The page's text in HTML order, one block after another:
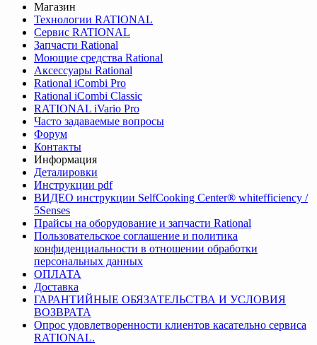
Магазин
Технологии RATIONAL
Сервис RATIONAL
Запчасти Rational
Моющие средства Rational
Аксессуары Rational
Rational iCombi Pro
Rational iCombi Classic
RATIONAL iVario Pro
Часто задаваемые вопросы
Форум
Контакты
Информация
Деталировки
Инструкции pdf
ВИДЕО инструкции SelfCooking Center® whitefficiency /
5Senses
Прайсы на оборудование и запчасти Rational
Пользовательское соглашение и политика
конфиденциальности в отношении обработки
персональных данных
ОПЛАТА
Доставка
ГАРАНТИЙНЫЕ ОБЯЗАТЕЛЬСТВА И УСЛОВИЯ
ВОЗВРАТА
Опрос удовлетворенности клиентов касательно сервиса
RATIONAL.